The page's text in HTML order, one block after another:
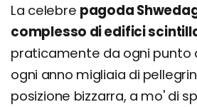
La celebre pagoda
complesso di edifici
praticamente da ogni punto
ogni anno migliaia di
posizione bizzarra, a mo' di